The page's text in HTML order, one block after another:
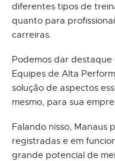
diferentes tipos de
quanto para
carreiras.
Podemos dar
Equipes de Alta
solução de aspectos
mesmo, para sua
Falando nisso, Manaus
registradas e em
grande potencial de